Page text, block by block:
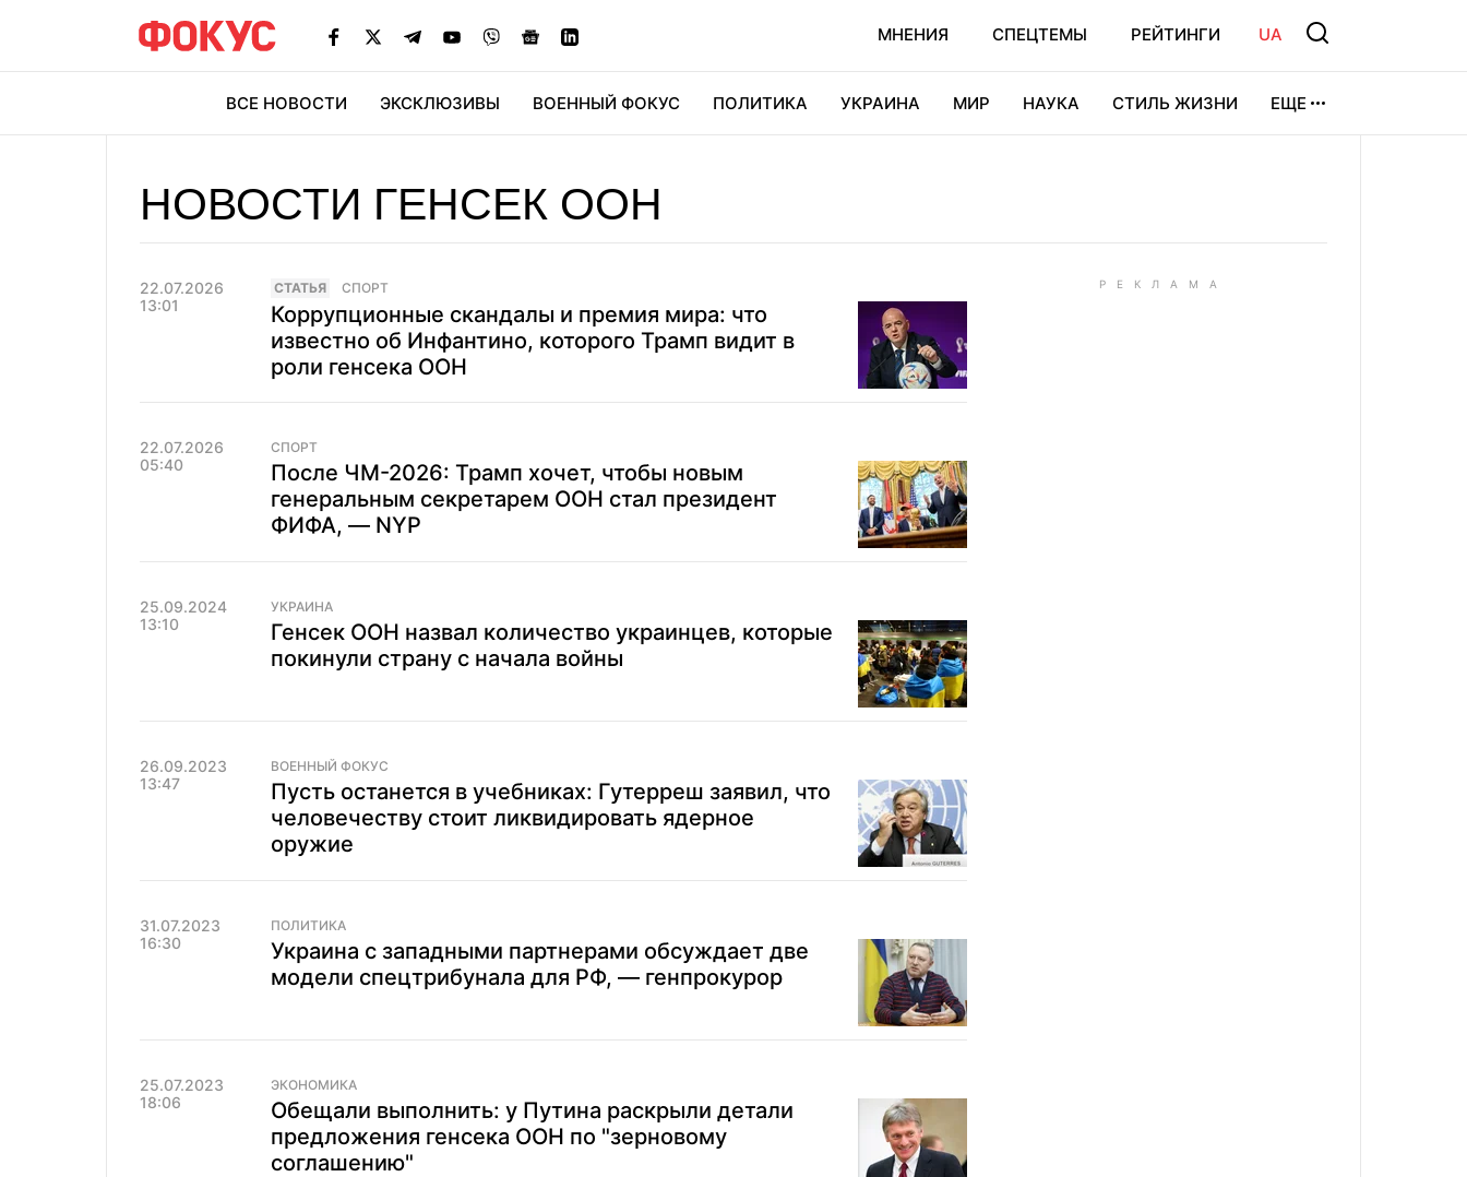
МНЕНИЯ СПЕЦТЕМЫ РЕЙТИНГИ UA
ВСЕ НОВОСТИ ЭКСКЛЮЗИВЫ ВОЕННЫЙ ФОКУС ПОЛИТИКА УКРАИНА МИР НАУКА СТИЛЬ ЖИЗНИ ЕЩЕ
НОВОСТИ ГЕНСЕК ООН
22.07.2026
13:01
CТАТЬЯ СПОРТ
Коррупционные скандалы и премия мира: что
известно об Инфантино, которого Трамп видит в
роли генсека ООН
22.07.2026
05:40
СПОРТ
После ЧМ-2026: Трамп хочет, чтобы новым
генеральным секретарем ООН стал президент
ФИФА, — NYP
25.09.2024
13:10
УКРАИНА
Генсек ООН назвал количество украинцев, которые
покинули страну с начала войны
26.09.2023
13:47
ВОЕННЫЙ ФОКУС
Пусть останется в учебниках: Гутерреш заявил, что
человечеству стоит ликвидировать ядерное
оружие
31.07.2023
16:30
ПОЛИТИКА
Украина с западными партнерами обсуждает две
модели спецтрибунала для РФ, — генпрокурор
25.07.2023
18:06
ЭКОНОМИКА
Обещали выполнить: у Путина раскрыли детали
предложения генсека ООН по "зерновому
соглашению"